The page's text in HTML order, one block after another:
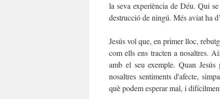
la seva experiència de Déu. Qui
destrucció de ningú. Més aviat ha
Jesús vol que, en primer lloc,
com ells ens tracten a nosaltres.
amb el seu exemple. Quan
nosaltres sentiments d'afecte,
què podem esperar mal, i